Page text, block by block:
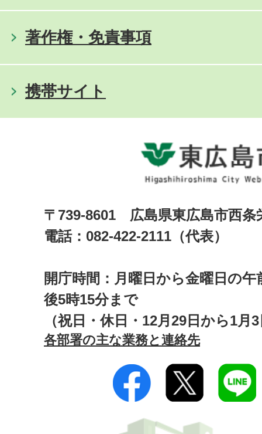
著作権・免責事項
携帯サイト
〒739-8601 広島県東広島市西
電話：082-422-2111（代表）
開庁時間：月曜日から金曜日の午
後5時15分まで
（祝日・休日・12月29日から1月
各部署の主な業務と連絡先